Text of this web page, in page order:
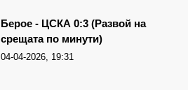
Берое - ЦСКА 0:3 (Развой на
срещата по минути)
04-04-2026, 19:31